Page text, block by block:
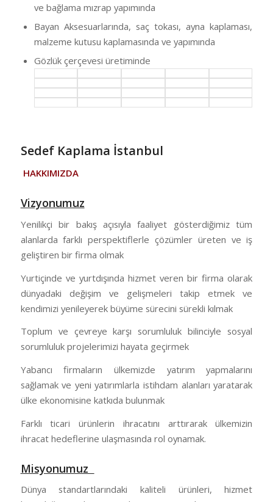
ve bağlama mızrap yapımında
Bayan Aksesuarlarında, saç tokası, ayna kaplaması,
malzeme kutusu kaplamasında ve yapımında
Gözlük çerçevesi üretiminde
Sedef Kaplama İstanbul
HAKKIMIZDA
Vizyonumuz
Yenilikçi bir bakış açısıyla faaliyet gösterdiğimiz tüm
alanlarda farklı perspektiflerle çözümler üreten ve iş
geliştiren bir firma olmak
Yurtiçinde ve yurtdışında hizmet veren bir firma olarak
dünyadaki değişim ve gelişmeleri takip etmek ve
kendimizi yenileyerek büyüme sürecini sürekli kılmak
Toplum ve çevreye karşı sorumluluk bilinciyle sosyal
sorumluluk projelerimizi hayata geçirmek
Yabancı firmaların ülkemizde yatırım yapmalarını
sağlamak ve yeni yatırımlarla istihdam alanları yaratarak
ülke ekonomisine katkıda bulunmak
Farklı ticari ürünlerin ihracatını arttırarak ülkemizin
ihracat hedeflerine ulaşmasında rol oynamak.
Misyonumuz
Dünya standartlarındaki kaliteli ürünleri, hizmet